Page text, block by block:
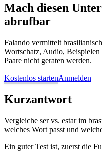
Mach diesen
abrufbar
Falando vermittelt
Wortschatz, Audio,
Paare nicht geraten werden.
Kostenlos startenAnmelden
Kurzantwort
Vergleiche ser vs. estar im
welches Wort passt und
Ein guter Test ist, zuerst die